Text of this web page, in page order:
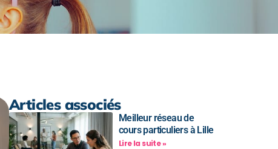
Articles associés
Meilleur réseau de
cours particuliers à Lille
Lire la suite »